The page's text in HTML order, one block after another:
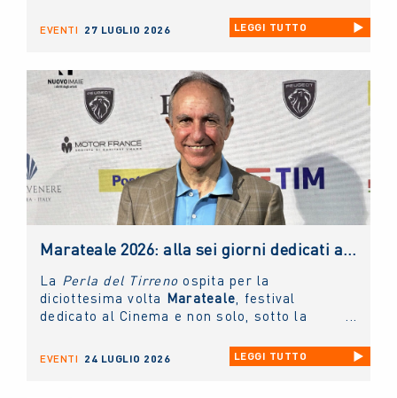
, che la collecting
assegna per valorizzare il talento delle
italiano.
EVENTI 27 LUGLIO 2026 LEGGI TUTTO
Marateale 2026: alla sei giorni dedicati al cinema e non solo, la masterclass del NUOVO IMAIE
La Perla del Tirreno ospita per la
diciottesima volta Marateale , festival
dedicato al Cinema e non solo, sotto la
Antonella Caramia. Fino
a domani proiezioni, eventi e incontri aperti
EVENTI 24 LUGLIO 2026 LEGGI TUTTO